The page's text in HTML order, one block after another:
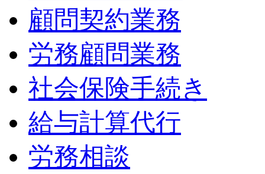
顧問契約業務
労務顧問業務
社会保険手続き
給与計算代行
労務相談